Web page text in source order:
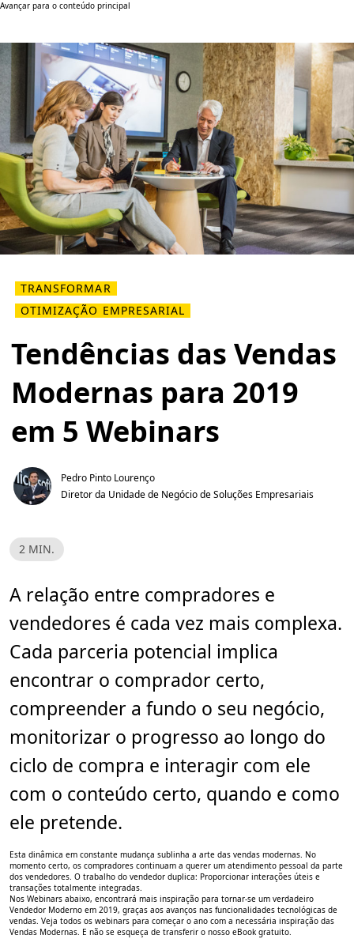
Avançar para o conteúdo principal
TRANSFORMAR
OTIMIZAÇÃO EMPRESARIAL
Tendências das Vendas
Modernas para 2019
em 5 Webinars
Pedro Pinto Lourenço
Diretor da Unidade de Negócio de Soluções Empresariais
T
e
o
d
l
e
t
r
a
2
i
n
2 MIN.
A relação entre compradores e
vendedores é cada vez mais complexa.
Cada parceria potencial implica
encontrar o comprador certo,
compreender a fundo o seu negócio,
monitorizar o progresso ao longo do
ciclo de compra e interagir com ele
com o conteúdo certo, quando e como
ele pretende.
Esta dinâmica em constante mudança sublinha a arte das vendas modernas. No
momento certo, os compradores continuam a querer um atendimento pessoal da parte
dos vendedores. O trabalho do vendedor duplica: Proporcionar interações úteis e
transações totalmente integradas.
Nos Webinars abaixo, encontrará mais inspiração para tornar-se um verdadeiro
Vendedor Moderno em 2019, graças aos avanços nas funcionalidades tecnológicas de
vendas. Veja todos os webinars para começar o ano com a necessária inspiração das
Vendas Modernas. E não se esqueça de transferir o nosso eBook gratuito.